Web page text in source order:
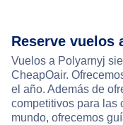
Reserve vuelos
Vuelos a Polyarnyj
CheapOair.
el año. Además de
competitivos para las
mundo, ofrecemos